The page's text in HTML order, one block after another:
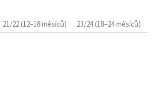
21/22 (12–18 měsíců) 23/24 (18–24 měsíců)